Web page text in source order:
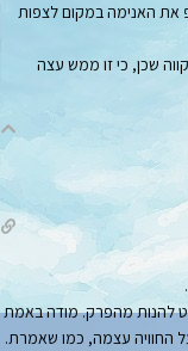
את האנימה במקום לצפות
שכן, כי זו ממש עצה
להנות מהפרק. מודה באמת
החוויה עצמה, כמו שאמרת.